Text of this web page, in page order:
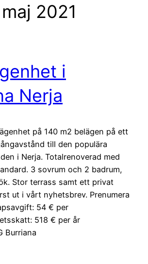
maj 2021
i
Nerja
på 140 m2 belägen på ett
till den populära
i Nerja. Totalrenoverad med
3 sovrum och 2 badrum,
Stor terrass samt ett privat
ut i vårt nyhetsbrev. Prenumera
54 € per
518 € per år
Burriana